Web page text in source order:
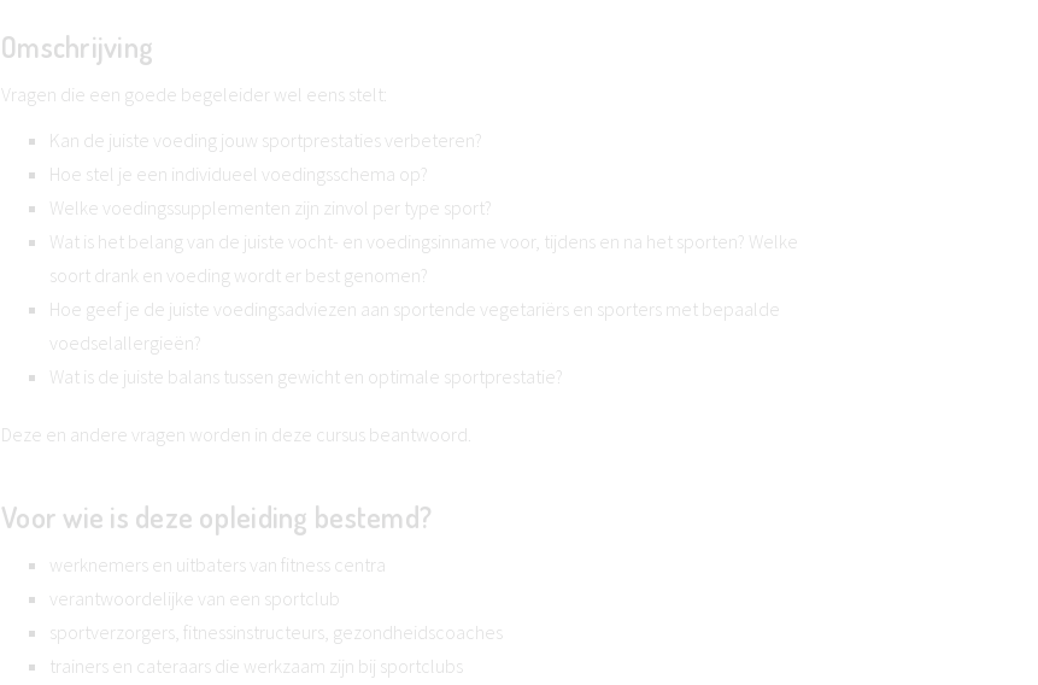
Omschrijving
Vragen die een goede begeleider wel eens stelt:
Kan de juiste voeding jouw sportprestaties verbeteren?
Hoe stel je een individueel voedingsschema op?
Welke voedingssupplementen zijn zinvol per type sport?
Wat is het belang van de juiste vocht- en voedingsinname voor, tijdens en na het sporten? Welke
soort drank en voeding wordt er best genomen?
Hoe geef je de juiste voedingsadviezen aan sportende vegetariërs en sporters met bepaalde
voedselallergieën?
Wat is de juiste balans tussen gewicht en optimale sportprestatie?
Deze en andere vragen worden in deze cursus beantwoord.
Voor wie is deze opleiding bestemd?
werknemers en uitbaters van fitness centra
verantwoordelijke van een sportclub
sportverzorgers, fitnessinstructeurs, gezondheidscoaches
trainers en cateraars die werkzaam zijn bij sportclubs